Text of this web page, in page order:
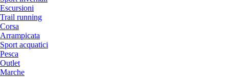
Escursioni
Trail running
Corsa
Arrampicata
Sport acquatici
Pesca
Outlet
Marche